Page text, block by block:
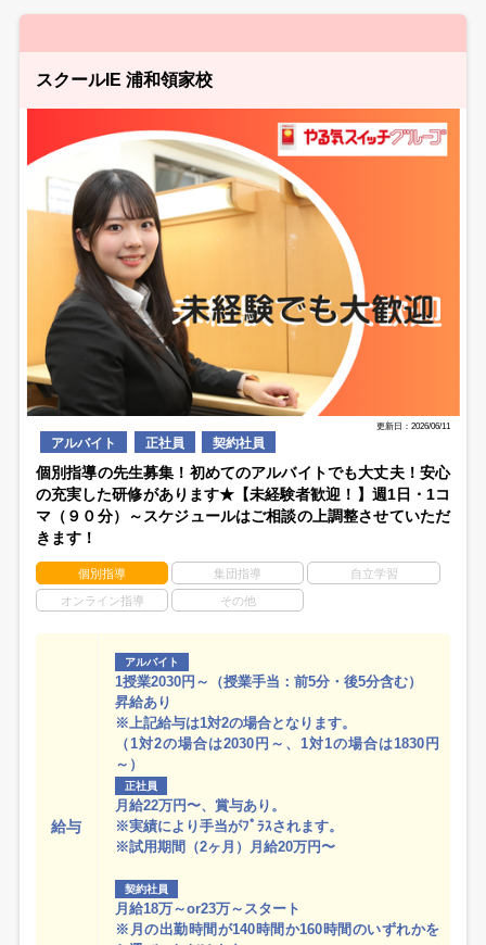
スクールIE 浦和領家校
更新日：2026/06/11
アルバイト 正社員 契約社員
個別指導の先生募集！初めてのアルバイトでも大丈夫！安心
の充実した研修があります★【未経験者歓迎！】週1日・1コ
マ（９０分）～スケジュールはご相談の上調整させていただ
きます！
個別指導 集団指導 自立学習
オンライン指導 その他
給与
アルバイト
1授業2030円～（授業手当：前5分・後5分含む）
昇給あり
※上記給与は1対2の場合となります。
（1対2の場合は2030円～、1対1の場合は1830円
～）
正社員
月給22万円〜、賞与あり。
※実績により手当がﾌﾟﾗｽされます。
※試用期間（2ヶ月）月給20万円〜
契約社員
月給18万～or23万～スタート
※月の出勤時間が140時間か160時間のいずれかを